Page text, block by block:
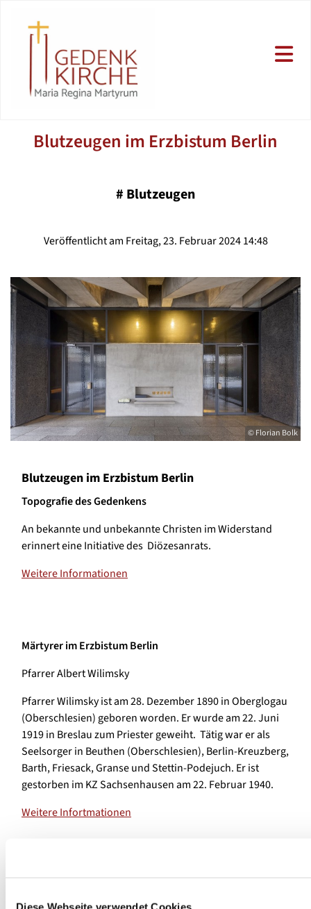
Diese Webseite verwendet Cookies
Blutzeugen im Erzbistum Berlin
# Blutzeugen
Veröffentlicht am Freitag, 23. Februar 2024 14:48
© Florian Bolk
Blutzeugen im Erzbistum Berlin
Topografie des Gedenkens
An bekannte und unbekannte Christen im Widerstand
erinnert eine Initiative des Diözesanrats.
Weitere Informationen
Märtyrer im Erzbistum Berlin
Pfarrer Albert Wilimsky
Pfarrer Wilimsky ist am 28. Dezember 1890 in Oberglogau
(Oberschlesien) geboren worden. Er wurde am 22. Juni
1919 in Breslau zum Priester geweiht. Tätig war er als
Seelsorger in Beuthen (Oberschlesien), Berlin-Kreuzberg,
Barth, Friesack, Granse und Stettin-Podejuch. Er ist
gestorben im KZ Sachsenhausen am 22. Februar 1940.
Weitere Infortmationen